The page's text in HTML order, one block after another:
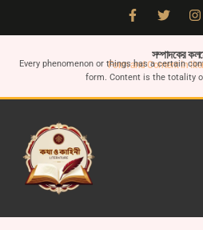
সম্পাদকের
Form and Content in
Every phenomenon or things has a certain
form. Content is the totality